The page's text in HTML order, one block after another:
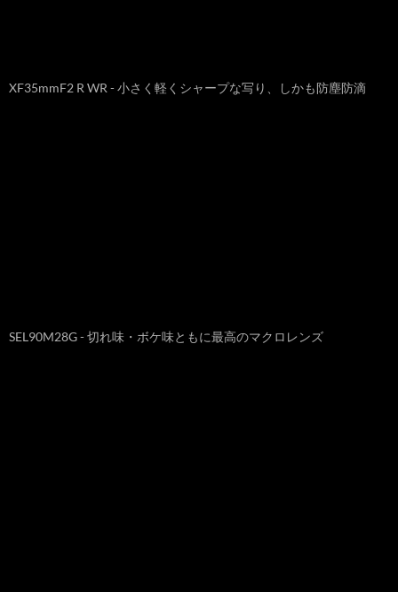
XF35mmF2 R WR - 小さく軽くシャープな写り、しかも防塵防滴
SEL90M28G - 切れ味・ボケ味ともに最高のマクロレンズ